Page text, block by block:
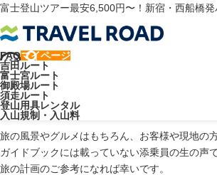
富士登山ツアー最安6,500円〜！新宿・西船橋
FAQマイページ
吉田ルート
富士宮ルート
御殿場ルート
須走ルート
登山用具レンタル
入山規制・入山料
トラベルロード
旅の風景やグルメはもちろん、お客様や現地の
ガイドブックには載っていない添乗員の生の声
旅の計画のご参考になれば幸いです。